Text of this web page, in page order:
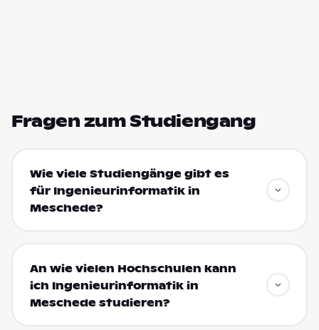
Fragen zum Studiengang
Wie viele Studiengänge gibt es
für Ingenieurinformatik in
Meschede?
An wie vielen Hochschulen kann
ich Ingenieurinformatik in
Meschede studieren?